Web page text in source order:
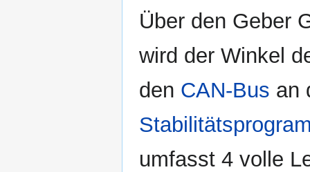
Über den Geber
wird der Winkel
den CAN-Bus an
umfasst 4 volle